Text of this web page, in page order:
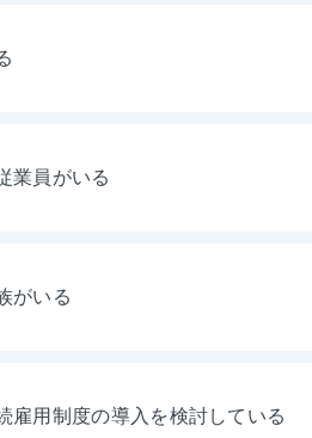
業員がいる
がいる
雇用制度の導入を検討している